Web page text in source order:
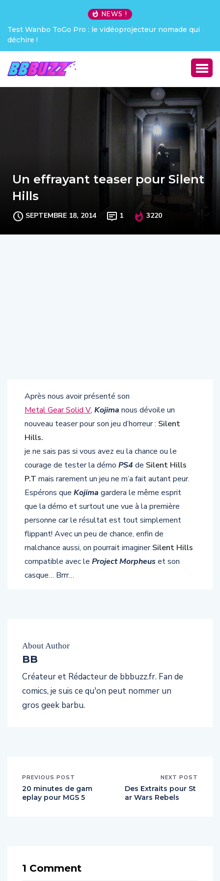
NEWS !
ToGo Pro : le vidéoprojecteur nomade qui
Creative
Un effrayant teaser pour Silent
Hills
SEPTEMBRE 18, 2014 1 3220
Après nous avoir présenté son
Metal Gear Solid V, Kojima nous dévoile un
nouveau teaser pour son jeu d’horreur : Silent
Hills.
je ne sais pas si vous avez eu la chance ou le
courage de tester la démo PS4 de Silent Hills
P.T mais rarement un jeu ne m’a fait autant peur.
Espérons que Kojima gardera le même esprit
que la démo et surtout une vue à la première
personne car le résultat est tout simplement
flippant! Avec un peu de chance, enfin de
malchance aussi, on pourrait imaginerSilent Hills
compatible avec le Project Morpheuset son
casque… Brrr…
About Author
BB
Créateur et Rédacteur de bbbuzz.fr. Fan de
comics, je suis ce qu'on peut nommer un
gros geek barbu.
PREVIOUS POST
20 minutes de gam
eplay pour MGS 5
NEXT POST
Des Extraits pour St
ar Wars Rebels
1 Comment